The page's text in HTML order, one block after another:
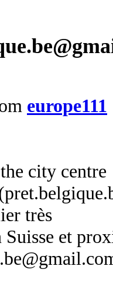
europe111
city centre
très
Suisse et